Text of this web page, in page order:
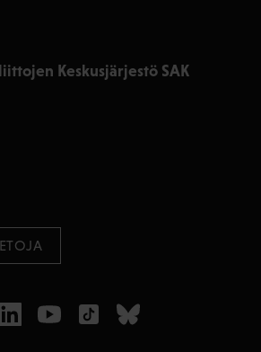
Keskusjärjestö SAK